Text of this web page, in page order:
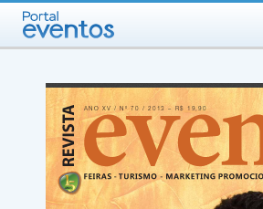
SEXTA-FEIRA, 7 DE AGOSTO DE 2026